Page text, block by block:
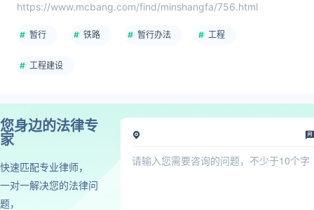
https://www.mcbang.com/find/minshangfa/756.html
暂行 铁路 暂行办法 工程
工程建设
您身边的法律专
家
快速匹配专业律师，
一对一解决您的法律问
题，